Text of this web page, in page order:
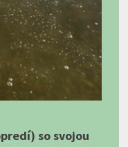
so svojou